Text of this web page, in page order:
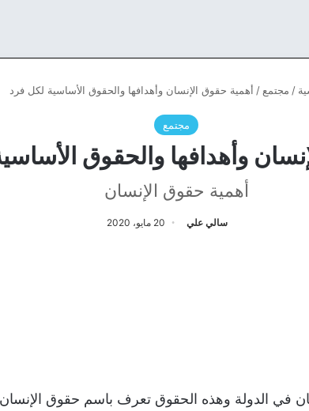
/ مجتمع / أهمية حقوق الإنسان وأهدافها والحقوق الأساسية لكل فرد
مجتمع
وأهدافها والحقوق
أهمية حقوق الإنسان
سالي علي 20 مايو، 2020
في الدولة وهذه الحقوق تعرف باسم حقوق